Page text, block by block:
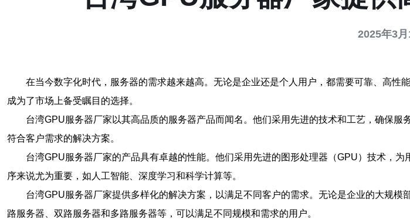
2025年3月
在当今数字化时代，服务器的需求越来越高。无论是企业还是个人用户，都需要可靠、高性
成为了市场上备受瞩目的选择。
台湾GPU服务器厂家以其高品质的服务器产品而闻名。他们采用先进的技术和工艺，确保
符合客户需求的解决方案。
台湾GPU服务器厂家的产品具有卓越的性能。他们采用先进的图形处理器（GPU）技术，
序来说尤为重要，如人工智能、深度学习和科学计算等。
台湾GPU服务器厂家提供多样化的解决方案，以满足不同客户的需求。无论是企业的大规
路服务器、双路服务器和多路服务器等，可以满足不同规模和需求的用户。